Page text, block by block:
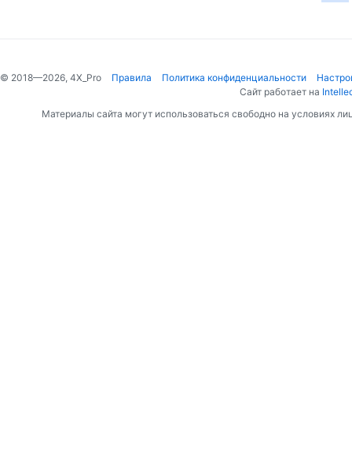
© 2018—2026, 4X_Pro Правила Политика конфиденциальности
Сайт работает на
Материалы сайта могут использоваться свободно на условиях